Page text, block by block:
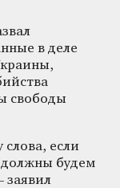
в деле
свободы
если
будем
заявил